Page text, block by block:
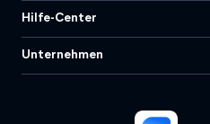
Hilfe-Center
Unternehmen